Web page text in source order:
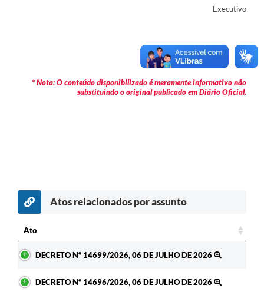
Executivo
* Nota: O conteúdo disponibilizado é meramente informativo não
substituindo o original publicado em Diário Oficial.
Atos relacionados por assunto
Ato
DECRETO Nº 14699/2026, 06 DE JULHO DE 2026
DECRETO Nº 14696/2026, 06 DE JULHO DE 2026